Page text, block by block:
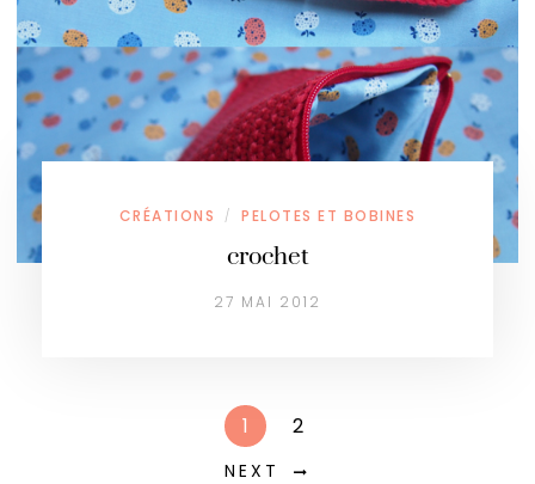
CRÉATIONS / PELOTES ET BOBINES
crochet
27 MAI 2012
1 2
NEXT